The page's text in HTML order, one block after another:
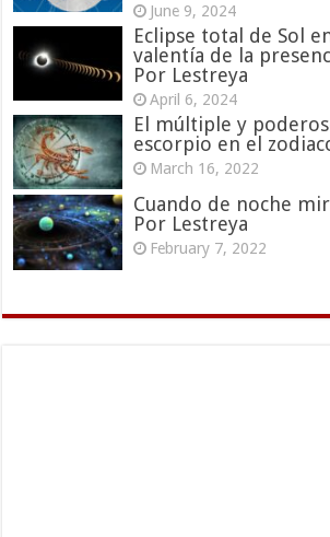
June 9, 2024
Eclipse total de Sol
valentía de la
Por Lestreya
April 6, 2024
El múltiple y
escorpio en el
March 16, 2022
Cuando de noche
Por Lestreya
February 7, 2022